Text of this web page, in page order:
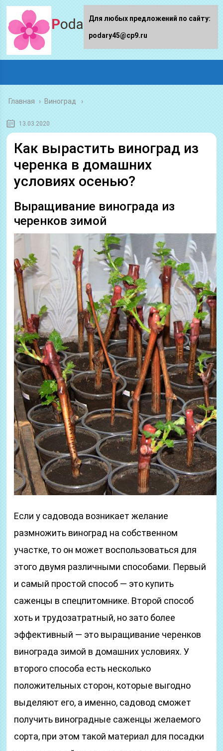
Podary45.ru
Главная › Виноград
13.03.2020
Как вырастить виноград из
черенка в домашних
условиях осенью?
Выращивание винограда из
черенков зимой
Если у садовода возникает желание
размножить виноград на собственном
участке, то он может воспользоваться для
этого двумя различными способами. Первый
и самый простой способ ― это купить
саженцы в спецпитомнике. Второй способ
хоть и трудозатратный, но зато более
эффективный ― это выращивание черенков
винограда зимой в домашних условиях. У
второго способа есть несколько
положительных сторон, которые выгодно
выделяют его, а именно, садовод сможет
получить виноградные саженцы желаемого
сорта, при этом такой материал для посадки
Для любых предложений по сайту:
podary45@cp9.ru